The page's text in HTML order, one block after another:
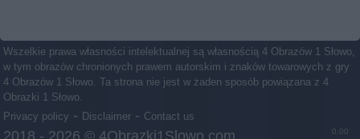
Wszelkie prawa własności intelektualnej są własnością 4 Obrazów 1 Słowo,
w tym obrazów chronionych prawem autorskim i znaków towarowych z gry
4 Obrazów 1 Słowo. Ta strona nie jest w żaden sposób powiązana z 4
Obrazki 1 Słowo.
Privacy policy - Disclaimer - Contact us
0.00